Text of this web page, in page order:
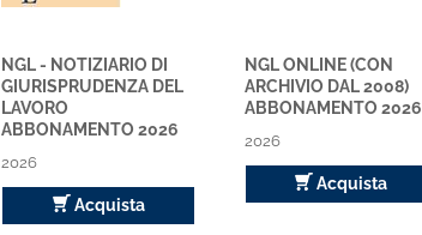
NGL ONLINE (CON
ARCHIVIO DAL 2008)
ABBONAMENTO 2026
2026
Acquista
NGL - NOTIZIARIO DI
GIURISPRUDENZA DEL
LAVORO
ABBONAMENTO 2026
2026
Acquista